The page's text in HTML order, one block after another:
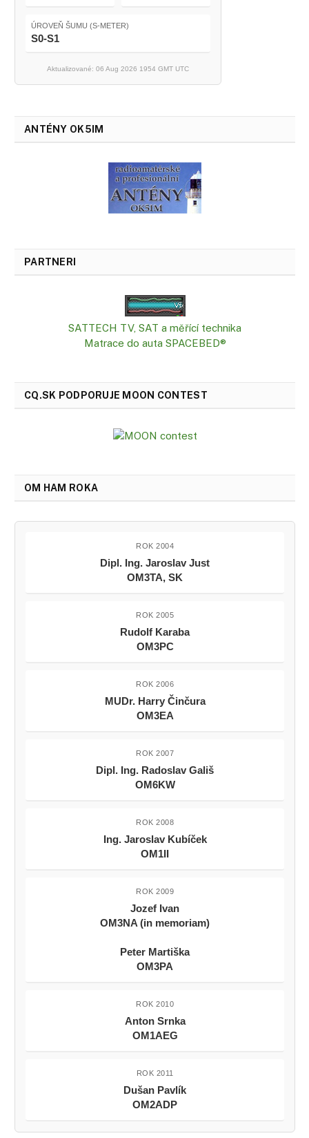
ÚROVEŇ ŠUMU (S-METER)
S0-S1
Aktualizované: 06 Aug 2026 1954 GMT UTC
ANTÉNY OK5IM
PARTNERI
SATTECH TV, SAT a měřící technika
Matrace do auta SPACEBED®
CQ.SK PODPORUJE MOON CONTEST
OM HAM ROKA
ROK 2004
Dipl. Ing. Jaroslav Just
OM3TA, SK
ROK 2005
Rudolf Karaba
OM3PC
ROK 2006
MUDr. Harry Činčura
OM3EA
ROK 2007
Dipl. Ing. Radoslav Gališ
OM6KW
ROK 2008
Ing. Jaroslav Kubíček
OM1II
ROK 2009
Jozef Ivan
OM3NA (in memoriam)
Peter Martiška
OM3PA
ROK 2010
Anton Srnka
OM1AEG
ROK 2011
Dušan Pavlík
OM2ADP